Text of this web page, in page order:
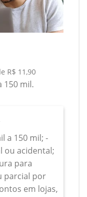
R$ 11,90
150 mil.
a 150 mil; -
ou acidental;
para
parcial por
em lojas,